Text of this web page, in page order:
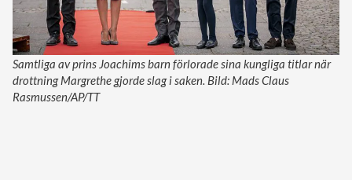
Samtliga av prins Joachims barn förlorade sina kungliga titlar när
drottning Margrethe gjorde slag i saken. Bild: Mads Claus
Rasmussen/AP/TT